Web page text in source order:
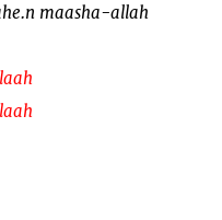
maasha-allah